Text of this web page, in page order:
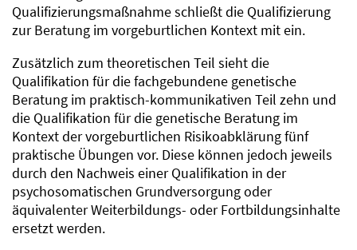
Qualifizierungsmaßnahme schließt die Qualifizierung
zur Beratung im vorgeburtlichen Kontext mit ein.
Zusätzlich zum theoretischen Teil sieht die
Qualifikation für die fachgebundene genetische
Beratung im praktisch-kommunikativen Teil zehn und
die Qualifikation für die genetische Beratung im
Kontext der vorgeburtlichen Risikoabklärung fünf
praktische Übungen vor. Diese können jedoch jeweils
durch den Nachweis einer Qualifikation in der
psychosomatischen Grundversorgung oder
äquivalenter Weiterbildungs- oder Fortbildungsinhalte
ersetzt werden.